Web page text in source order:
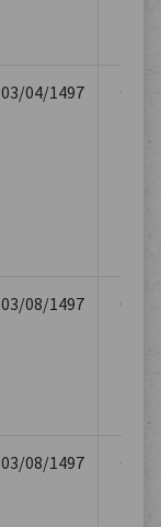
03/04/1497
03/08/1497
03/08/1497